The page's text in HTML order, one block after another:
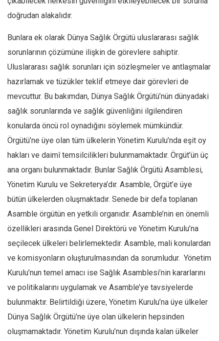
doğrudan alakalıdır.
Bunlara ek olarak Dünya Sağlık Örgütü uluslararası sağlık
sorunlarının çözümüne ilişkin de görevlere sahiptir.
Uluslararası sağlık sorunları için sözleşmeler ve antlaşmalar
hazırlamak ve tüzükler teklif etmeye dair görevleri de
mevcuttur. Bu bakımdan, Dünya Sağlık Örgütü’nün dünyadaki
sağlık sorunlarında ve sağlık güvenliğini ilgilendiren
konularda öncü rol oynadığını söylemek mümkündür.
Örgütü’ne üye olan tüm ülkelerin Yönetim Kurulu’nda eşit oy
hakları ve daimî temsilcilikleri bulunmamaktadır. Örgüt’ün üç
ana organı bulunmaktadır. Bunlar Sağlık Örgütü Asamblesi,
Yönetim Kurulu ve Sekreterya’dır. Asamble, Örgüt’e üye
bütün ülkelerden oluşmaktadır. Senede bir defa toplanan
Asamble örgütün en yetkili organıdır. Asamble’nin en önemli
özellikleri arasında Genel Direktörü ve Yönetim Kurulu’na
seçilecek ülkeleri belirlemektedir. Asamble, mali konulardan
ve komisyonların oluşturulmasından da sorumludur. Yönetim
Kurulu’nun temel amacı ise Sağlık Asamblesi’nin kararlarını
ve politikalarını uygulamak ve Asamble’ye tavsiyelerde
bulunmaktır. Belirtildiği üzere, Yönetim Kurulu’na üye ülkeler
Dünya Sağlık Örgütü’ne üye olan ülkelerin hepsinden
oluşmamaktadır. Yönetim Kurulu’nun dışında kalan ülkeler